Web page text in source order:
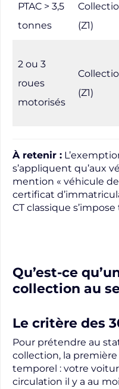
PTAC > 3,5
tonnes
(Z1)
2 ou 3
roues
motorisés
(Z1)
À retenir :
s’appliquent qu’aux
mention « véhicule
certificat
CT classique
Qu’est-ce
collection au
Le critère des
Pour prétendre au
collection, la
temporel : votre
circulation il y a au